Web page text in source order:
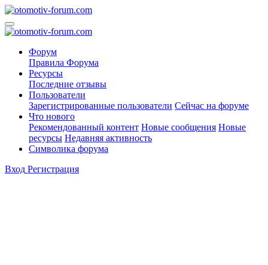
Форум
Правила Форума
Ресурсы
Последние отзывы
Пользователи
Зарегистрированные пользователи Сейчас на форуме
Что нового
Рекомендованный контент Новые сообщения Новые
ресурсы Недавняя активность
Символика форума
Вход Регистрация